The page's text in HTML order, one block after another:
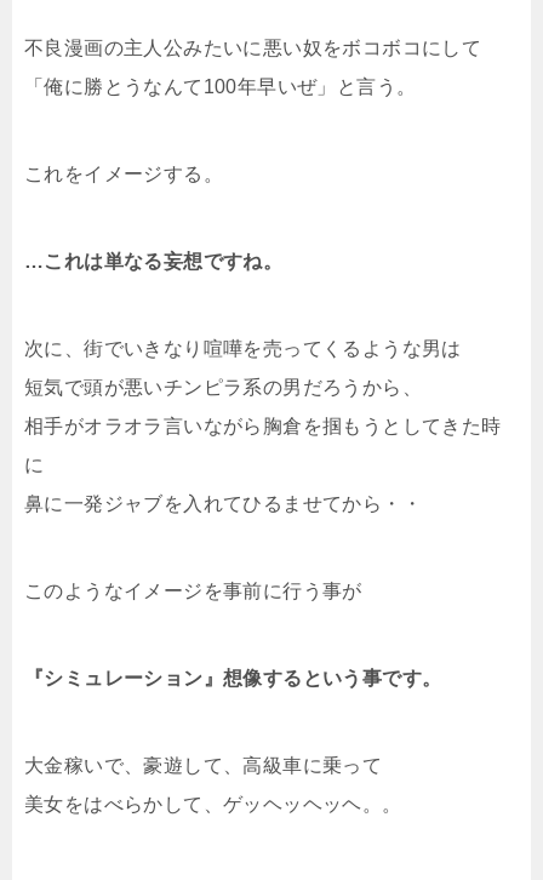
不良漫画の主人公みたいに悪い奴をボコボコにして
「俺に勝とうなんて100年早いぜ」と言う。
これをイメージする。
…これは単なる妄想ですね。
次に、街でいきなり喧嘩を売ってくるような男は
短気で頭が悪いチンピラ系の男だろうから、
相手がオラオラ言いながら胸倉を掴もうとしてきた時
に
鼻に一発ジャブを入れてひるませてから・・
このようなイメージを事前に行う事が
『シミュレーション』想像するという事です。
大金稼いで、豪遊して、高級車に乗って
美女をはべらかして、ゲッヘッヘッヘ。。